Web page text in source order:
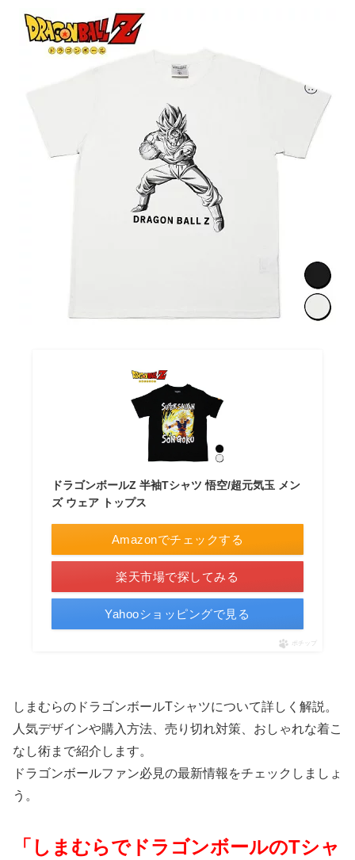
ドラゴンボールZ 半袖Tシャツ 悟空/超元気玉 メン
ズ ウェア トップス
Amazonでチェックする
楽天市場で探してみる
Yahooショッピングで見る
ポチップ
しまむらのドラゴンボールTシャツについて詳しく解説。
人気デザインや購入方法、売り切れ対策、おしゃれな着こ
なし術まで紹介します。
ドラゴンボールファン必見の最新情報をチェックしましょ
う。
「しまむらでドラゴンボールのTシャ